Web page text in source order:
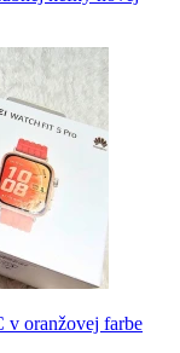
v oranžovej farbe